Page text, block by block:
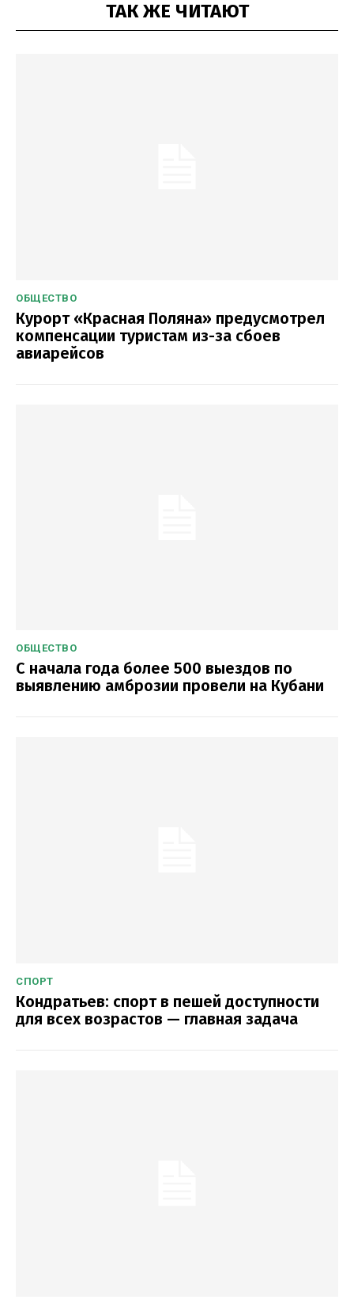
ТАК ЖЕ ЧИТАЮТ
ОБЩЕСТВО
Курорт «Красная Поляна» предусмотрел
компенсации туристам из-за сбоев
авиарейсов
ОБЩЕСТВО
С начала года более 500 выездов по
выявлению амброзии провели на Кубани
СПОРТ
Кондратьев: спорт в пешей доступности
для всех возрастов — главная задача